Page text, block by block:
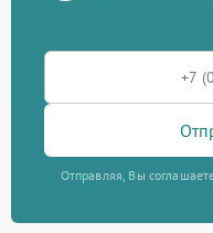
Отправляя, Вы